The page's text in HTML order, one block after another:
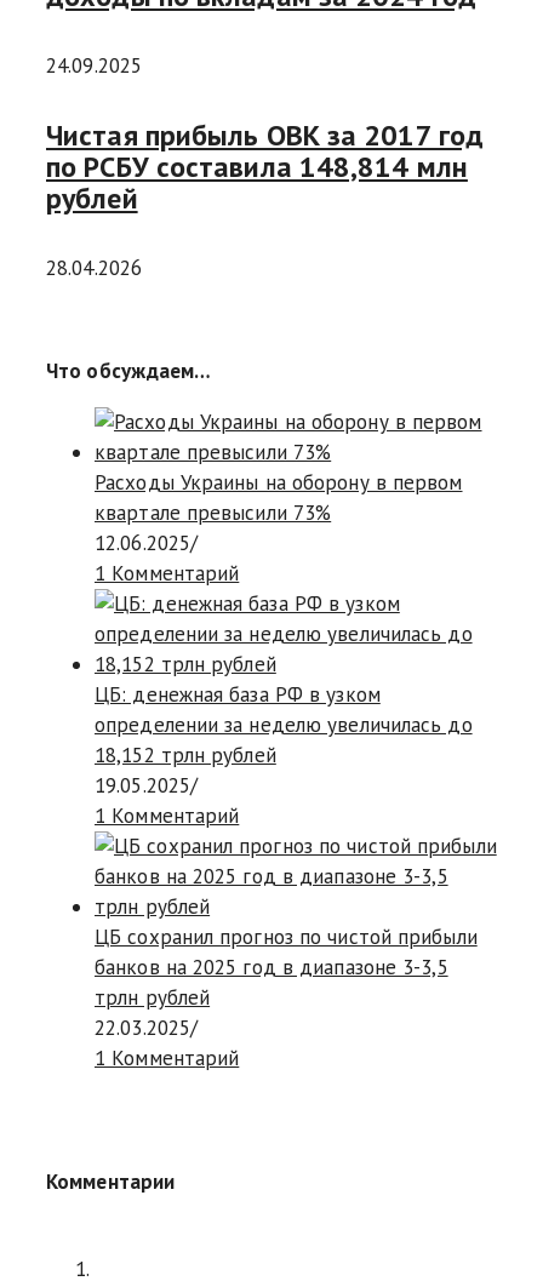
24.09.2025
Чистая прибыль ОВК за 2017 год
по РСБУ составила 148,814 млн
рублей
28.04.2026
Что обсуждаем…
Расходы Украины на оборону в первом
квартале превысили 73%
12.06.2025/
1 Комментарий
ЦБ: денежная база РФ в узком
определении за неделю увеличилась до
18,152 трлн рублей
19.05.2025/
1 Комментарий
ЦБ сохранил прогноз по чистой прибыли
банков на 2025 год в диапазоне 3-3,5
трлн рублей
22.03.2025/
1 Комментарий
Комментарии